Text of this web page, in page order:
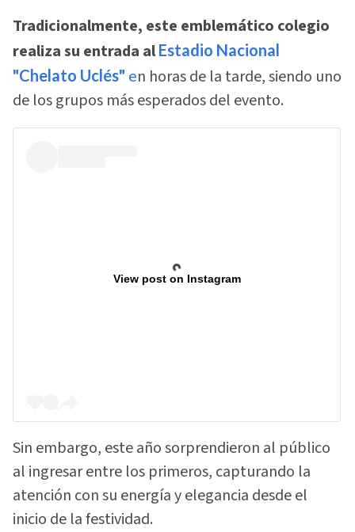
Tradicionalmente, este emblemático colegio
realiza su entrada alEstadio Nacional
"Chelato Uclés" en horas de la tarde, siendo uno
de los grupos más esperados del evento.
View post on Instagram
Sin embargo, este año sorprendieron al público
al ingresar entre los primeros, capturando la
atención con su energía y elegancia desde el
inicio de la festividad.